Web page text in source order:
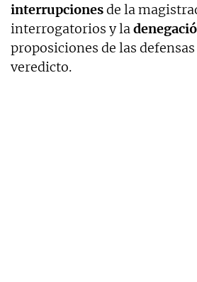
interrupcionesde la
interrogatorios y la
proposiciones de las
veredicto.